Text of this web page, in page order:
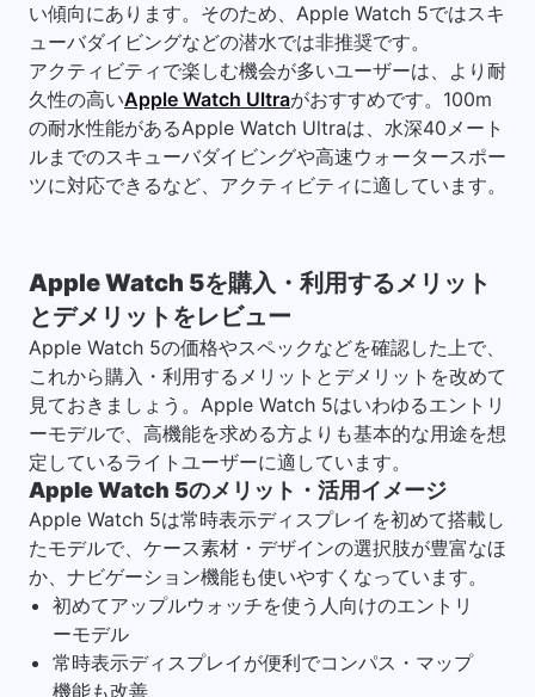
い傾向にあります。そのため、Apple Watch 5ではスキ
ューバダイビングなどの潜水では非推奨です。
アクティビティで楽しむ機会が多いユーザーは、より耐
久性の高いApple Watch Ultraがおすすめです。100m
の耐水性能があるApple Watch Ultraは、水深40メート
ルまでのスキューバダイビングや高速ウォータースポー
ツに対応できるなど、アクティビティに適しています。
Apple Watch 5を購入・利用するメリット
とデメリットをレビュー
Apple Watch 5の価格やスペックなどを確認した上で、
これから購入・利用するメリットとデメリットを改めて
見ておきましょう。Apple Watch 5はいわゆるエントリ
ーモデルで、高機能を求める方よりも基本的な用途を想
定しているライトユーザーに適しています。
Apple Watch 5のメリット・活用イメージ
Apple Watch 5は常時表示ディスプレイを初めて搭載し
たモデルで、ケース素材・デザインの選択肢が豊富なほ
か、ナビゲーション機能も使いやすくなっています。
初めてアップルウォッチを使う人向けのエントリ
ーモデル
常時表示ディスプレイが便利でコンパス・マップ
機能も改善